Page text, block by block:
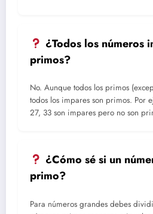
¿Todos los números
primos?
No. Aunque todos los primos
todos los impares son primos. Por
27, 33 son impares pero no son
¿Cómo sé si un
primo?
Para números grandes debes